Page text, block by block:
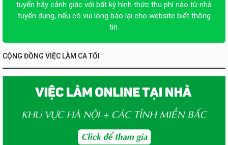
tuyển hãy cảnh giác với bất kỳ hình thức thu phí nào từ nhà
tuyển dụng, nếu có vui lòng báo lại cho website biết thông
tin.
CỘNG ĐỒNG VIỆC LÀM CA TỐI